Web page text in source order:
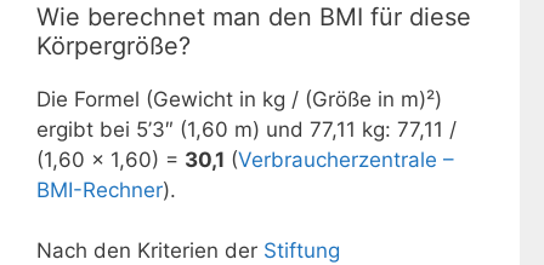
Wie berechnet man den BMI für diese
Körpergröße?
Die Formel (Gewicht in kg / (Größe in m)²)
ergibt bei 5’3″ (1,60 m) und 77,11 kg: 77,11 /
(1,60 × 1,60) = 30,1 (Verbraucherzentrale –
BMI-Rechner).
Nach den Kriterien der Stiftung